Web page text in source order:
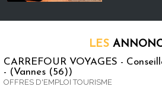
LES
CARREFOUR VOYAGES -
- (Vannes (56))
OFFRES D'EMPLOI TOURISME